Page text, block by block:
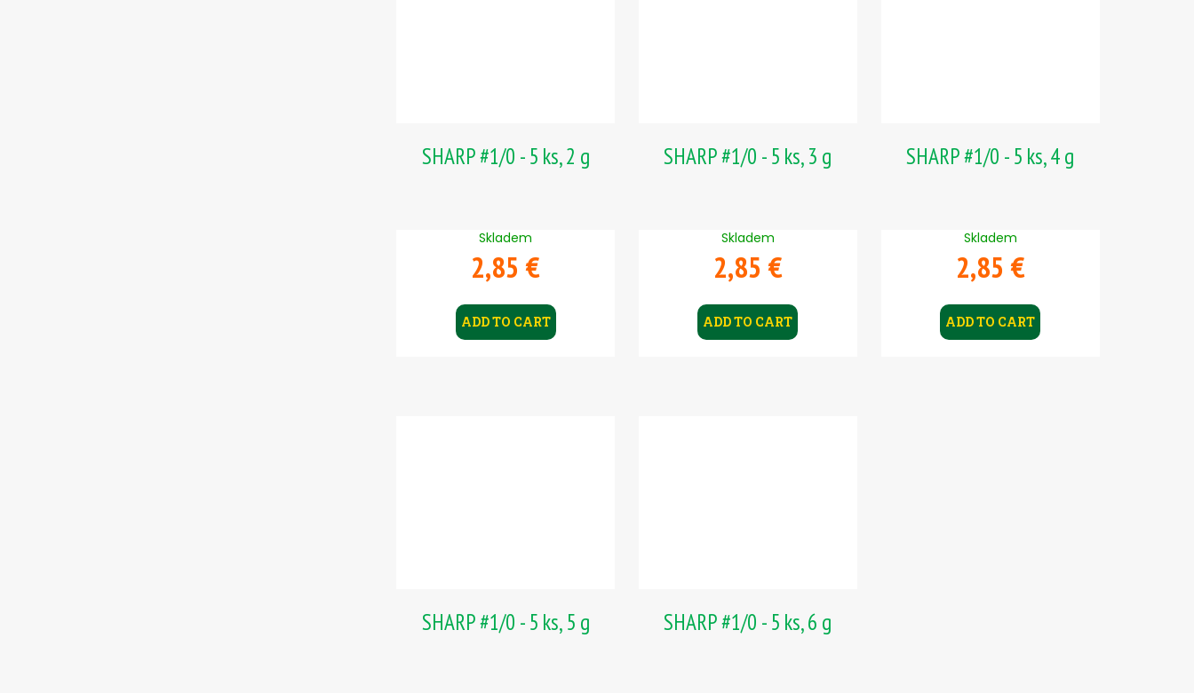
SHARP #1/0 - 5 ks, 2 g
Skladem
2,85 €
ADD TO CART
SHARP #1/0 - 5 ks, 3 g
Skladem
2,85 €
ADD TO CART
SHARP #1/0 - 5 ks, 4 g
Skladem
2,85 €
ADD TO CART
SHARP #1/0 - 5 ks, 5 g SHARP #1/0 - 5 ks, 6 g